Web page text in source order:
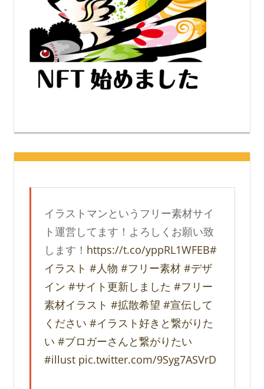
イラストマンというフリー素材サイ
ト運営してます！よろしくお願い致
します！ https://t.co/yppRL1WFEB#
イラスト #人物 #フリー素材 #デザ
イン #サイト更新しました #フリー
素材イラスト #拡散希望 #宣伝して
ください #イラスト好きと繋がりた
い #ブロガーさんと繋がりたい
#illust pic.twitter.com/9Syg7ASVrD